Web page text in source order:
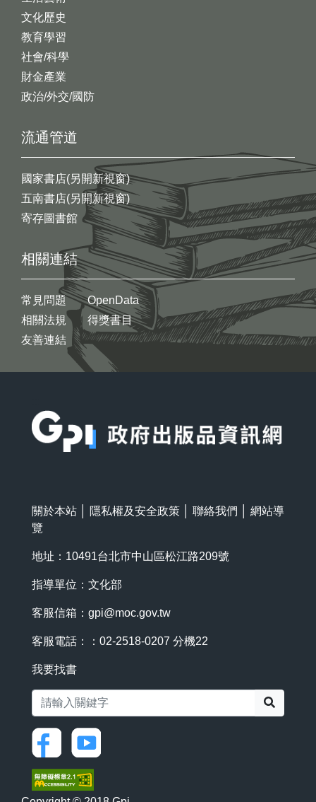
文化歷史
教育學習
社會/科學
財金產業
政治/外交/國防
流通管道
國家書店(另開新視窗)
五南書店(另開新視窗)
寄存圖書館
相關連結
常見問題
相關法規
友善連結
OpenData
得獎書目
關於本站 隱私權及安全政策 聯絡我們
網站導
覽
地址：10491台北市中山區松江路209號
指導單位：文化部
客服信箱： gpi@moc.gov.tw
客服電話：：02-2518-0207 分機22
我要找書